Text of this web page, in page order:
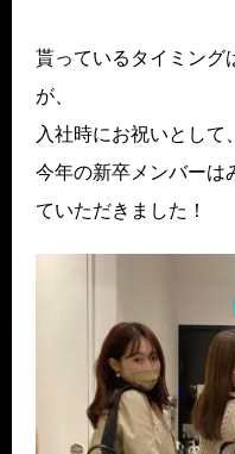
貰っているタイミング
が、
入社時にお祝いとして
今年の新卒メンバーは
ていただきました！